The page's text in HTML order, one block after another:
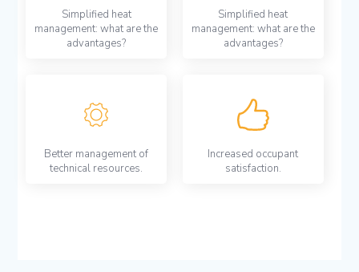
Simplified heat
management: what are the
advantages?
Simplified heat
management: what are the
advantages?
Better management of
technical resources.
Increased occupant
satisfaction.